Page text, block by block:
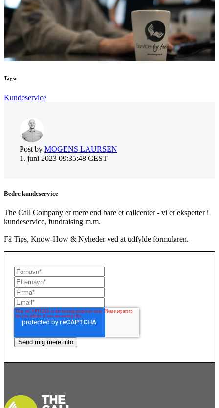
Tags:
Kundeservice
Post by MOGENS LAURSEN
1. juni 2023 09:35:48 CEST
Bedre kundeservice
The Call Company er mere end bare et callcenter - vi er eksperter i
kundeservice, fundraising m.m.
Få Tips, Know-How & Nyheder ved at udfylde formularen.